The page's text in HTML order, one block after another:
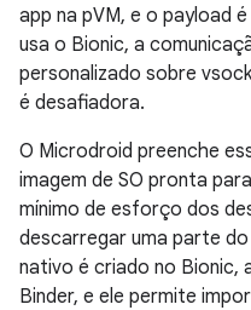
app na pVM, e o payload
usa o Bionic, a
personalizado sobre
é desafiadora.
O Microdroid preenche
imagem de SO pronta
mínimo de esforço dos
descarregar uma parte
nativo é criado no Bionic,
Binder, e ele permite